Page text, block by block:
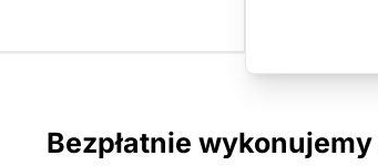
Bezpłatnie